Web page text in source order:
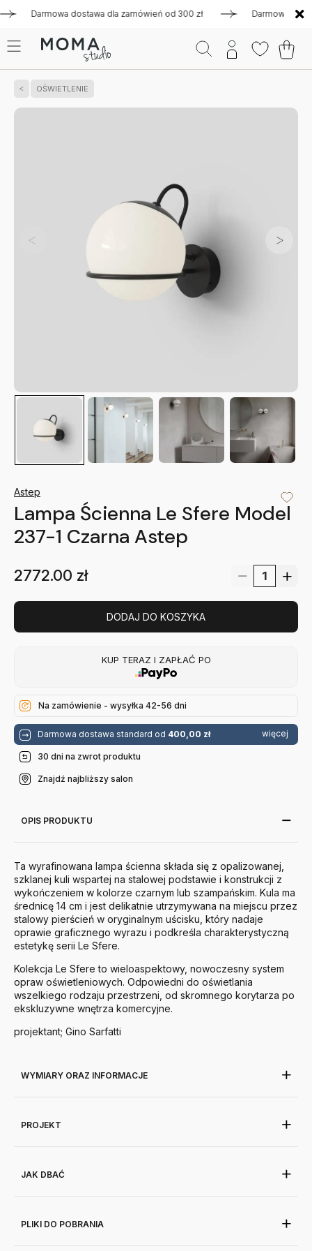
Darmowa dostawa dla zamówień od 300 zł Darmowa dostawa
OŚWIETLENIE
Astep
Lampa Ścienna Le Sfere Model
237-1 Czarna Astep
2772.00 zł
DODAJ DO KOSZYKA
KUP TERAZ I ZAPŁAĆ PO
Na zamówienie - wysyłka 42-56 dni
Darmowa dostawa standard od 400,00 zł więcej
30 dni na zwrot produktu
Znajdź najbliższy salon
OPIS PRODUKTU
Ta wyrafinowana lampa ścienna składa się z opalizowanej,
szklanej kuli wspartej na stalowej podstawie i konstrukcji z
wykończeniem w kolorze czarnym lub szampańskim. Kula ma
średnicę 14 cm i jest delikatnie utrzymywana na miejscu przez
stalowy pierścień w oryginalnym uścisku, który nadaje
oprawie graficznego wyrazu i podkreśla charakterystyczną
estetykę serii Le Sfere.
Kolekcja Le Sfere to wieloaspektowy, nowoczesny system
opraw oświetleniowych. Odpowiedni do oświetlania
wszelkiego rodzaju przestrzeni, od skromnego korytarza po
ekskluzywne wnętrza komercyjne.
projektant; Gino Sarfatti
WYMIARY ORAZ INFORMACJE
PROJEKT
JAK DBAĆ
PLIKI DO POBRANIA